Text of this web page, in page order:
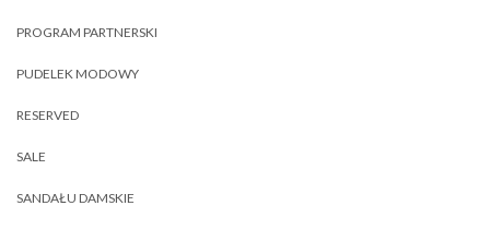
PROGRAM PARTNERSKI
PUDELEK MODOWY
RESERVED
SALE
SANDAŁU DAMSKIE